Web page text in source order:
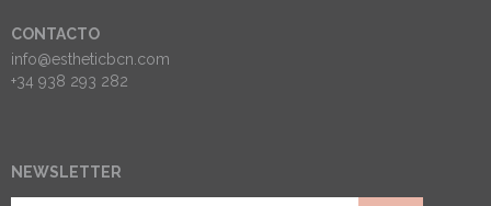
CONTACTO
info@estheticbcn.com
+34 938 293 282
NEWSLETTER